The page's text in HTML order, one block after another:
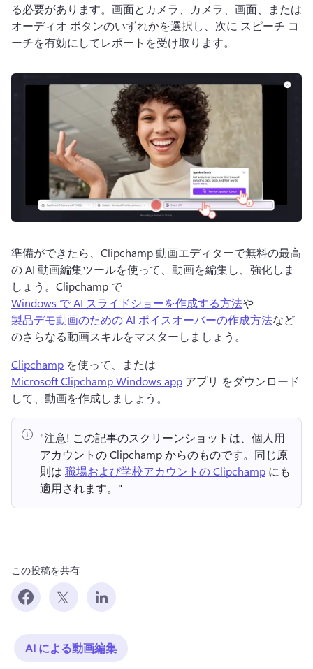
る必要があります。 画面とカメラ、カメラ、画面、または
オーディオ ボタンのいずれかを選択し、次に スピーチ コ
ーチを有効にしてレポートを受け取ります。
準備ができたら、Clipchamp 動画エディターで無料の最高
の AI 動画編集ツールを使って、動画を編集し、強化しま
しょう。 Clipchamp で
Windows で AI スライドショーを作成する方法や
製品デモ動画のための AI ボイスオーバーの作成方法など
のさらなる動画スキルをマスターしましょう。
Clipchamp を使って、または
Microsoft Clipchamp Windows app アプリ をダウンロード
して、動画を作成しましょう。
"注意! この記事のスクリーンショットは、個人用
アカウントの Clipchamp からのものです。 同じ原
則は 職場および学校アカウントの Clipchamp にも
適用されます。"
この投稿を共有
AI による動画編集